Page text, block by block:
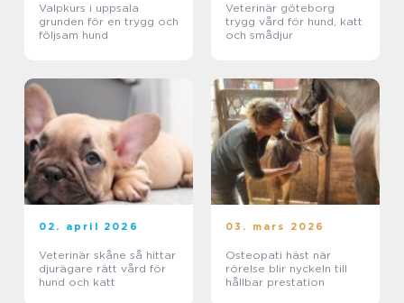
Valpkurs i uppsala
grunden för en trygg och
följsam hund
Veterinär göteborg
trygg vård för hund, katt
och smådjur
02. april 2026
Veterinär skåne så hittar
djurägare rätt vård för
hund och katt
03. mars 2026
Osteopati häst när
rörelse blir nyckeln till
hållbar prestation